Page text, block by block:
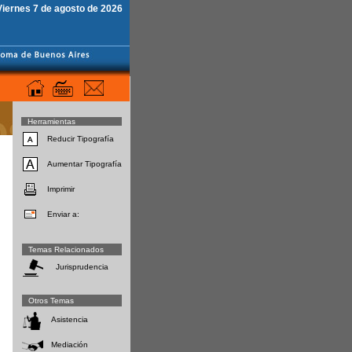
7 de agosto de 2026
Herramientas
Reducir Tipografía
Aumentar Tipografía
Imprimir
Enviar a:
Temas Relacionados
Jurisprudencia
Otros Temas
Asistencia
Mediación